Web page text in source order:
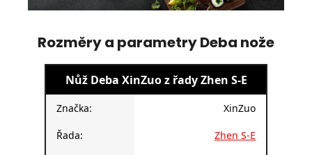
Rozměry a parametry Deba nože
Nůž Deba XinZuo z řady Zhen S-E
Značka: XinZuo
Řada: Zhen S-E